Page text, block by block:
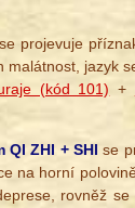
projevuje
jazyk
(kód 101) +
ZHI + SHI se
na horní
rovněž